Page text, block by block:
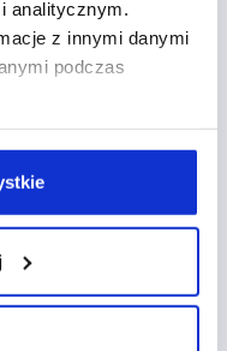
analitycznym.
z innymi danymi
podczas
sprzedawać